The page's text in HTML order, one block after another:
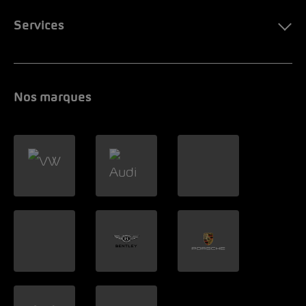
Services
Nos marques